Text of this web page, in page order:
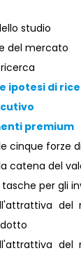
studio
del mercato
ipotesi di
premium
cinque forze
catena del
tasche per gli
del
del